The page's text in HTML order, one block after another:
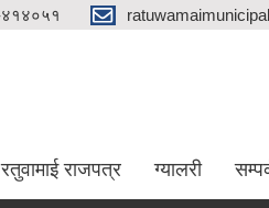
रतुवामाई राजपत्र ग्यालरी